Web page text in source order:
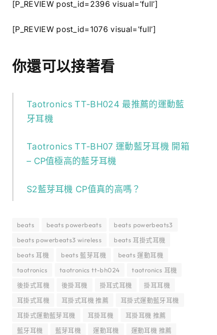
[P_REVIEW post_id=2396 visual=’full’]
[P_REVIEW post_id=1076 visual=’full’]
你還可以接著看
Taotronics TT-BH024 最推薦的運動藍
牙耳機
Taotronics TT-BH07 運動藍牙耳機 開箱
– CP值極高的藍牙耳機
S2藍芽耳機 CP值真的高嗎？
beats beats powerbeats
beats powerbeats3
beats powerbeats3 wireless
beats 耳掛式耳機
beats 耳機
beats 藍芽耳機
beats 運動耳機
taotronics
taotronics tt-bh024
taotronics 耳機
後掛式耳機
後掛耳機 掛耳式耳機
掛耳耳機
耳掛式耳機
耳掛式耳機 推薦
耳掛式運動藍牙耳機
耳掛式運動藍芽耳機
耳掛耳機
耳掛耳機 推薦
藍牙耳機
藍芽耳機 運動耳機
運動耳機 推薦